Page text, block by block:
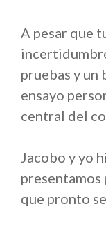
A pesar que
pruebas y un
ensayo
central del
Jacobo y yo
que pronto